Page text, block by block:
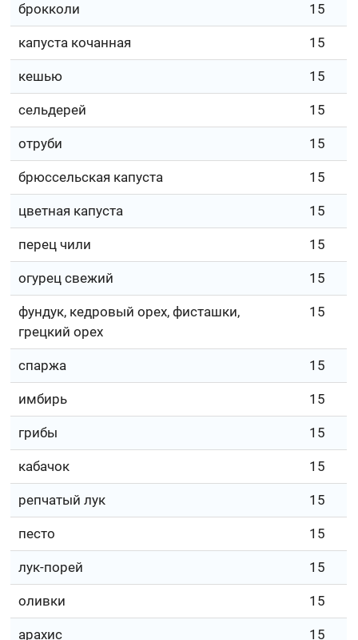
брокколи 15
капуста кочанная 15
кешью 15
сельдерей 15
отруби 15
брюссельская капуста 15
цветная капуста 15
перец чили 15
огурец свежий 15
фундук, кедровый орех, фисташки,
грецкий орех
15
спаржа 15
имбирь 15
грибы 15
кабачок 15
репчатый лук 15
песто 15
лук-порей 15
оливки 15
арахис 15